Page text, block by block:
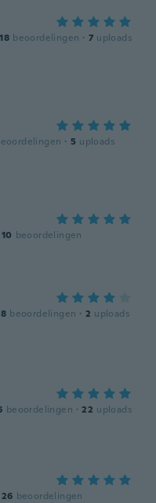
18 beoordelingen · 7 uploads
· 5 uploads
10 beoordelingen
8 beoordelingen · 2 uploads
beoordelingen · 22 uploads
26 beoordelingen